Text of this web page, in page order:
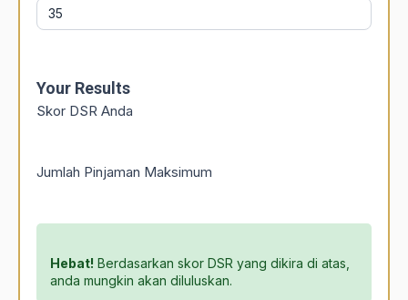
Your Results
Skor DSR Anda
Jumlah Pinjaman Maksimum
Hebat! Berdasarkan skor DSR yang dikira di atas,
anda mungkin akan diluluskan.